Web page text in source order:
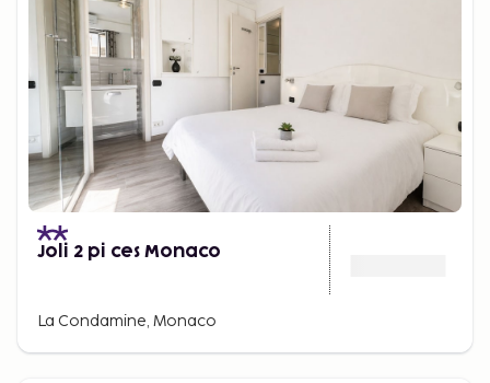
Joli 2 pi ces Monaco
La Condamine, Monaco